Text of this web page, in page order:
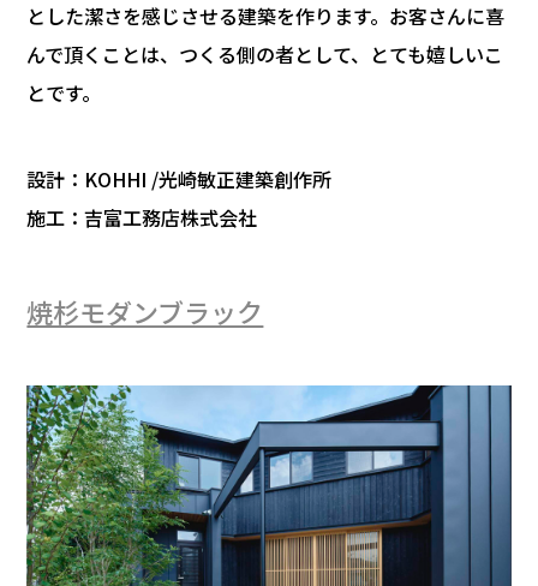
とした潔さを感じさせる建築を作ります。お客さんに喜
んで頂くことは、つくる側の者として、とても嬉しいこ
とです。
設計：KOHHI /光崎敏正建築創作所
施工：吉富工務店株式会社
焼杉モダンブラック